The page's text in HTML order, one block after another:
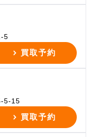
5
買取予約
5-15
買取予約